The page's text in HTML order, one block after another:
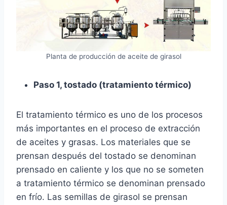
Planta de producción de aceite de girasol
Paso 1, tostado (tratamiento térmico)
El tratamiento térmico es uno de los procesos
más importantes en el proceso de extracción
de aceites y grasas. Los materiales que se
prensan después del tostado se denominan
prensado en caliente y los que no se someten
a tratamiento térmico se denominan prensado
en frío. Las semillas de girasol se prensan